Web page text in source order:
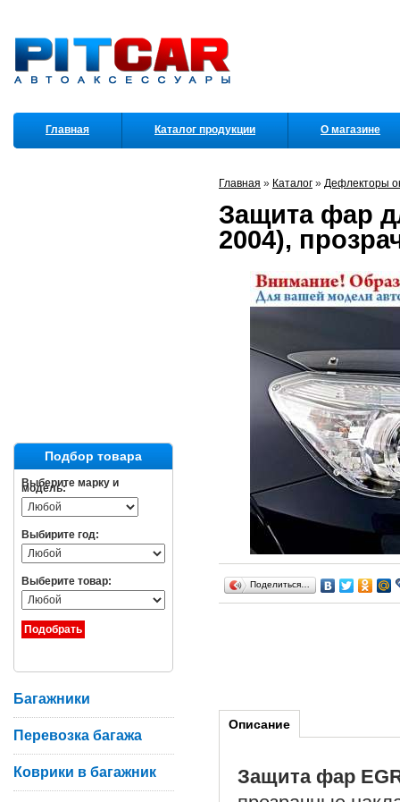
Главная » Каталог » Дефлекторы
Защита фар
2004),
Поделиться…
Описание
Защита фар
Главная Каталог продукции О магазине
Подбор товара
Выберите марку и
модель:
Выбирите год:
Выберите товар:
Багажники
Перевозка багажа
Коврики в багажник